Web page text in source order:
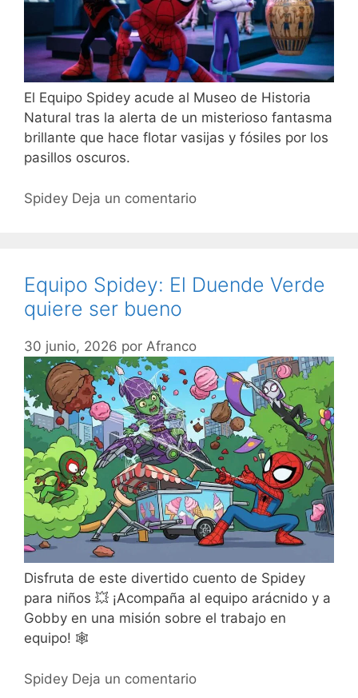
El Equipo Spidey acude al Museo de Historia
Natural tras la alerta de un misterioso fantasma
brillante que hace flotar vasijas y fósiles por los
pasillos oscuros.
Spidey Deja un comentario
Equipo Spidey: El Duende Verde
quiere ser bueno
30 junio, 2026 por Afranco
Disfruta de este divertido cuento de Spidey
para niños 💥 ¡Acompaña al equipo arácnido y a
Gobby en una misión sobre el trabajo en
equipo! 🕸️
Spidey Deja un comentario